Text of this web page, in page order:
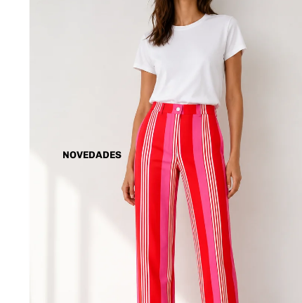
NOVEDADES